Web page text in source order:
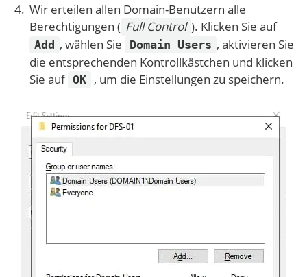
Wir erteilen allen Domain-Benutzern alle
Berechtigungen ( Full Control ). Klicken Sie auf
Add , wählen Sie Domain Users , aktivieren Sie
die entsprechenden Kontrollkästchen und klicken
Sie auf OK , um die Einstellungen zu speichern.